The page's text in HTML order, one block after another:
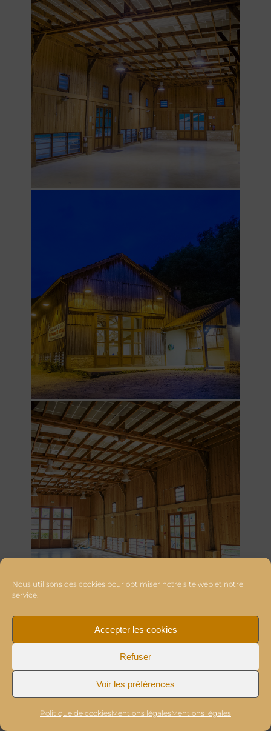
Nous utilisons des cookies pour optimiser notre site web et notre
service.
Accepter les cookies
Refuser
Voir les préférences
Politique de cookiesMentions légalesMentions légales